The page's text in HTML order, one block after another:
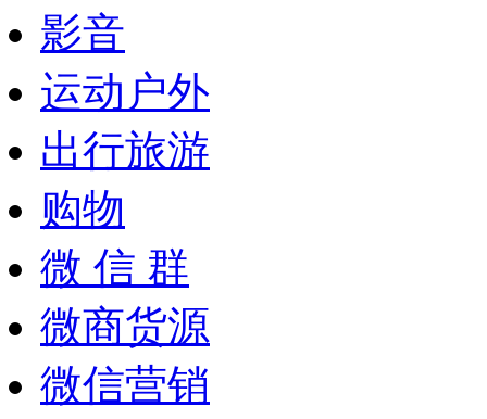
影音
运动户外
出行旅游
购物
微 信 群
微商货源
微信营销